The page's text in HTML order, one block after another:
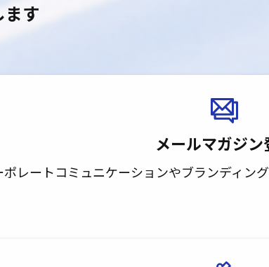
ます
メールマガジン
ポレートコミュニケーションやブランディン